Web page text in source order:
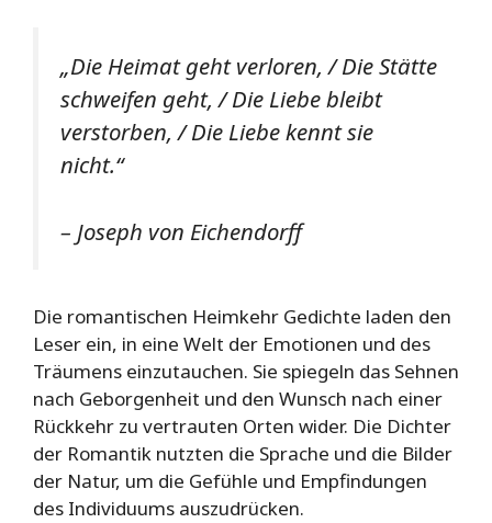
„Die Heimat geht verloren, / Die Stätte
schweifen geht, / Die Liebe bleibt
verstorben, / Die Liebe kennt sie
nicht.“
– Joseph von Eichendorff
Die romantischen Heimkehr Gedichte laden den
Leser ein, in eine Welt der Emotionen und des
Träumens einzutauchen. Sie spiegeln das Sehnen
nach Geborgenheit und den Wunsch nach einer
Rückkehr zu vertrauten Orten wider. Die Dichter
der Romantik nutzten die Sprache und die Bilder
der Natur, um die Gefühle und Empfindungen
des Individuums auszudrücken.